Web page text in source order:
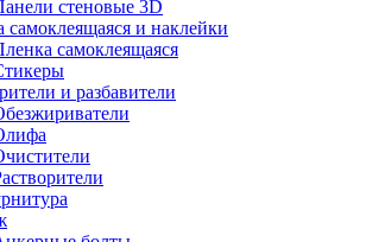
стеновые 3D
самоклеящаяся и наклейки
самоклеящаяся
и разбавители